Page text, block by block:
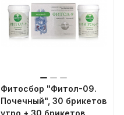
Фитосбор "Фитол-09.
Почечный", 30 брикетов
утро + 30 брикетов